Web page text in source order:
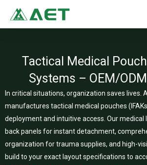
츠
기
Tactical Medical
Systems – OEM/
In critical situations, organization saves lives.
manufactures tactical medical pouches
deployment and intuitive access. Our
back panels for instant detachment,
organization for trauma supplies, and high-
build to your exact layout specifications to